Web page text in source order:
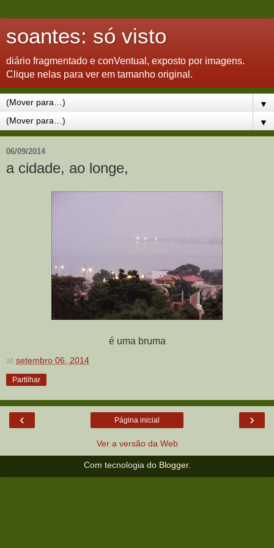
soantes: só visto
diário fragmentado e conVentual, exposto por imagens.
Clique nelas para ver em tamanho original.
▼
▼
06/09/2014
a cidade, ao longe,
é uma bruma
at setembro 06, 2014
Partilhar
‹ ›
Página inicial
Ver a versão da Web
Com tecnologia do Blogger.